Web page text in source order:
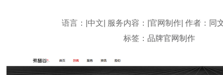
语言：|中文| 服务内容：|官网制作| 作者： 同
标签： 品牌官网制作